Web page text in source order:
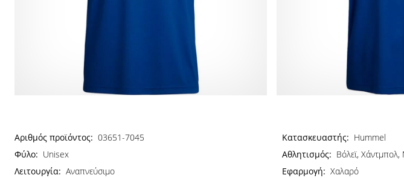
Αριθμός προϊόντος: 03651-7045 Κατασκευαστής: Hummel
Φύλο: Unisex Αθλητισμός: Βόλεϊ,
Λειτουργία: Αναπνεύσιμο Εφαρμογή: Χαλαρό